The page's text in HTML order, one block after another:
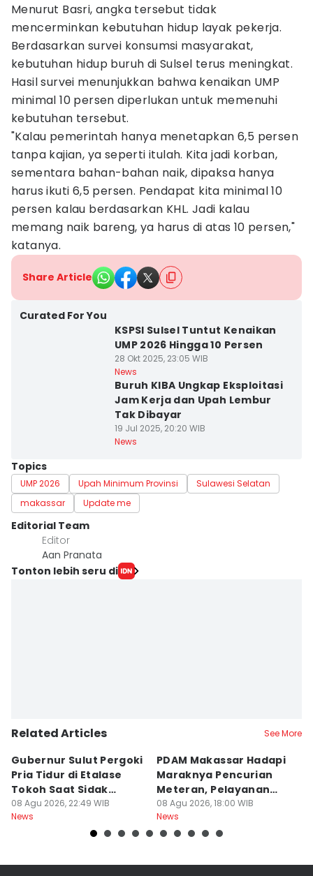
Menurut Basri, angka tersebut tidak
mencerminkan kebutuhan hidup layak pekerja.
Berdasarkan survei konsumsi masyarakat,
kebutuhan hidup buruh di Sulsel terus meningkat.
Hasil survei menunjukkan bahwa kenaikan UMP
minimal 10 persen diperlukan untuk memenuhi
kebutuhan tersebut.
"Kalau pemerintah hanya menetapkan 6,5 persen
tanpa kajian, ya seperti itulah. Kita jadi korban,
sementara bahan-bahan naik, dipaksa hanya
harus ikuti 6,5 persen. Pendapat kita minimal 10
persen kalau berdasarkan KHL. Jadi kalau
memang naik bareng, ya harus di atas 10 persen,"
katanya.
Share Article
Curated For You
KSPSI Sulsel Tuntut Kenaikan
UMP 2026 Hingga 10 Persen
28 Okt 2025, 23:05 WIB
News
Buruh KIBA Ungkap Eksploitasi
Jam Kerja dan Upah Lembur
Tak Dibayar
19 Jul 2025, 20:20 WIB
News
Topics
UMP 2026 Upah Minimum Provinsi
Sulawesi Selatan
makassar
Update me
Editorial Team
Editor
Aan Pranata
Tonton lebih seru di
Related Articles See More
Gubernur Sulut Pergoki
Pria Tidur di Etalase
Tokoh Saat Sidak
Gedung
08 Agu 2026, 22:49 WIB
News
PDAM Makassar Hadapi
Maraknya Pencurian
Meteran, Pelayanan
Ikut Terdampak
08 Agu 2026, 18:00 WIB
News